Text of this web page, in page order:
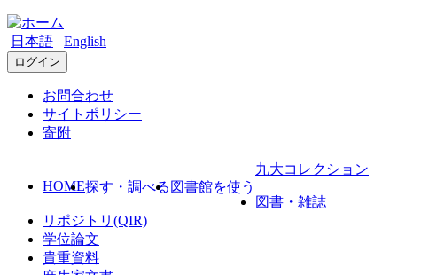
日本語 English
ログイン
お問合わせ
サイトポリシー
寄附
HOME探す・調べる 図書館を使う
九大コレクション
図書・雑誌
リポジトリ(QIR)
学位論文
貴重資料